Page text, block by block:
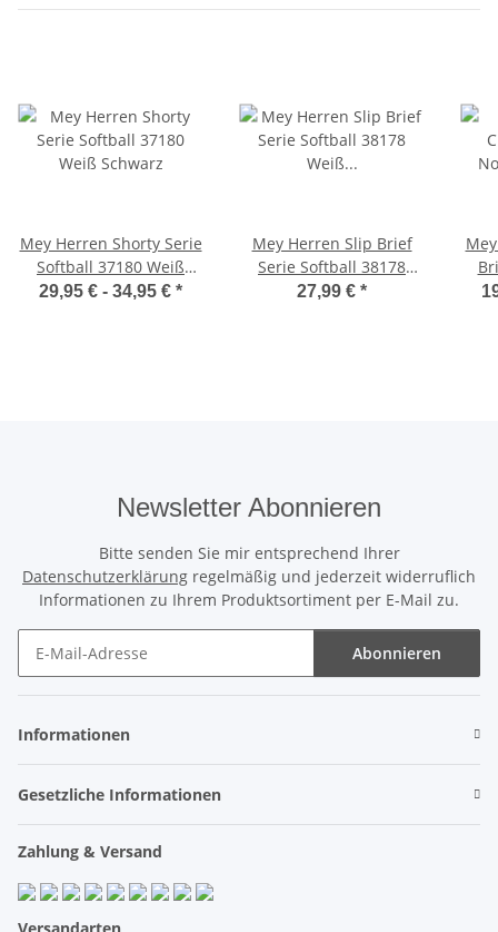
Mey Herren Shorty Serie
Softball 37180 Weiß
Schwarz
29,95 € - 34,95 € *
Mey Herren Slip Brief
Serie Softball 38178
Weiß Schwarz
27,99 € *
Newsletter Abonnieren
Bitte senden Sie mir entsprechend Ihrer
Datenschutzerklärung regelmäßig und jederzeit widerruflich
Informationen zu Ihrem Produktsortiment per E-Mail zu.
Abonnieren
Informationen
Gesetzliche Informationen
Zahlung & Versand